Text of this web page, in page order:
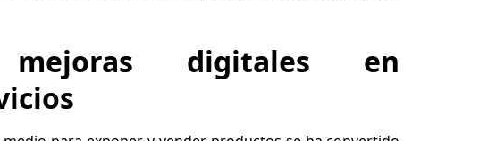
mejoras digitales en